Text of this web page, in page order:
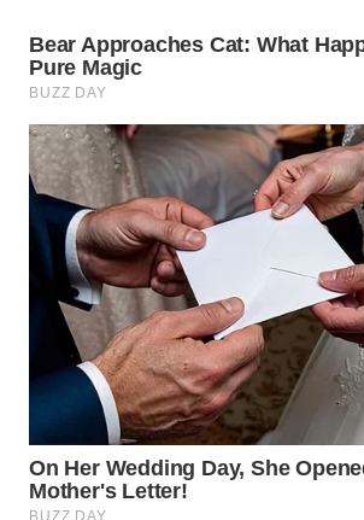
WN
KEPULAUAN
SERIBU
WN
TANGERANG
WN
BINJAI
WN
CIREBON
WN
INDRAMAYU